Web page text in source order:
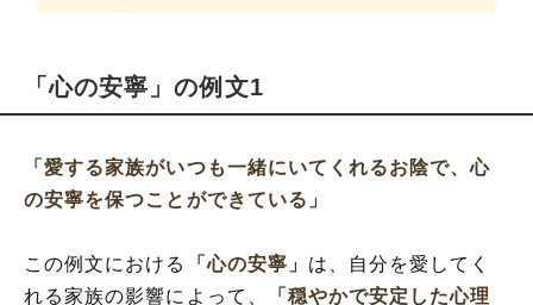
「心の安寧」の例文1
「愛する家族がいつも一緒にいてくれるお陰で、心
の安寧を保つことができている」
この例文における 「心の安寧」 は、自分を愛してく
れる家族の影響によって、
「穏やかで安定した心理